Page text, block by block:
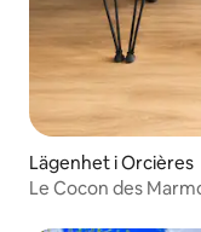
Lägenhet i Orcières
Le Cocon des